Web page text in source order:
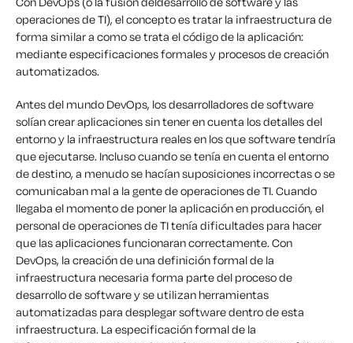
operaciones deTI), el concepto es tratar la infraestructura de
forma similar a como se trata el código de la aplicación:
mediante especificaciones formales y procesos de creación
automatizados.
Antes del mundo DevOps, los desarrolladores de software
solían crear aplicaciones sin tener en cuenta los detalles del
entorno y la infraestructura reales en los que software tendría
que ejecutarse. Incluso cuando se tenía en cuenta el entorno
de destino, a menudo se hacían suposiciones incorrectas o se
comunicaban mal a la gente de operaciones de TI. Cuando
llegaba el momento de poner la aplicación en producción, el
personal de operaciones de TI tenía dificultades para hacer
que las aplicaciones funcionaran correctamente. Con
DevOps, la creación de una definición formal de la
infraestructura necesaria forma parte del proceso de
desarrollo de software y se utilizan herramientas
automatizadas para desplegar software dentro de esta
infraestructura. La especificación formal de la